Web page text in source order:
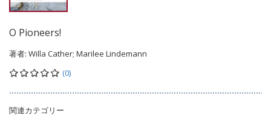
O Pioneers!
著者: Willa Cather; Marilee Lindemann
(0)
関連カテゴリー